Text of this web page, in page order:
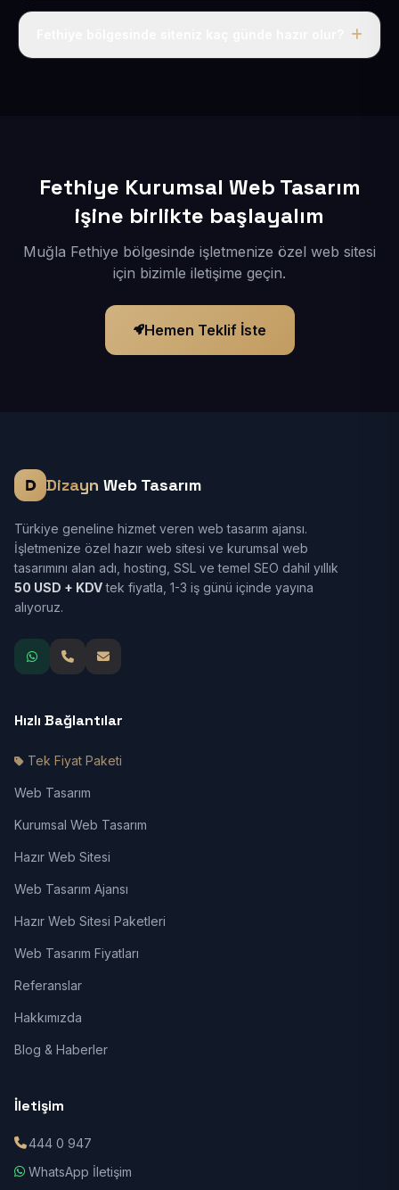
Tek fiyat uygulanır: yıllık 50 USD + KDV. Bu bedele alan
Fethiye Kurumsal Web Tasarım
işine birlikte başlayalım
Muğla Fethiye bölgesinde işletmenize özel web sitesi
için bizimle iletişime geçin.
Hemen Teklif İste
Dizayn Web Tasarım
Türkiye geneline hizmet veren web tasarım ajansı.
İşletmenize özel hazır web sitesi ve kurumsal web
tasarımını alan adı, hosting, SSL ve temel SEO dahil yıllık
50 USD + KDVtek fiyatla, 1-3 iş günü içinde yayına
alıyoruz.
Hızlı Bağlantılar
Tek Fiyat Paketi
Web Tasarım
Kurumsal Web Tasarım
Hazır Web Sitesi
Web Tasarım Ajansı
Hazır Web Sitesi Paketleri
Web Tasarım Fiyatları
Referanslar
Hakkımızda
Blog & Haberler
İletişim
444 0 947
WhatsApp İletişim